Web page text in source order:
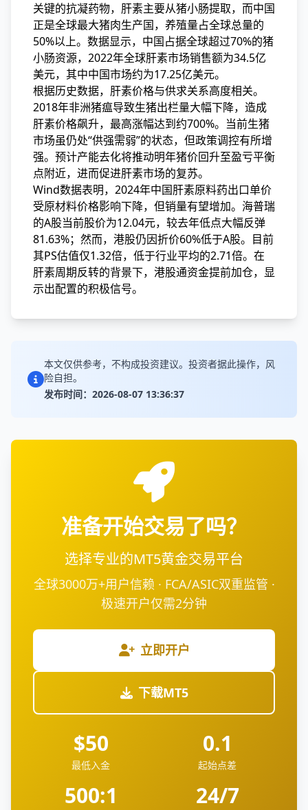
关键的抗凝药物，肝素主要从猪小肠提取，而中国
正是全球最大猪肉生产国，养殖量占全球总量的
50%以上。数据显示，中国占据全球超过70%的猪
小肠资源，2022年全球肝素市场销售额为34.5亿
美元，其中中国市场约为17.25亿美元。
根据历史数据，肝素价格与供求关系高度相关。
2018年非洲猪瘟导致生猪出栏量大幅下降，造成
肝素价格飙升，最高涨幅达到约700%。当前生猪
市场虽仍处“供强需弱”的状态，但政策调控有所增
强。预计产能去化将推动明年猪价回升至盈亏平衡
点附近，进而促进肝素市场的复苏。
Wind数据表明，2024年中国肝素原料药出口单价
受原材料价格影响下降，但销量有望增加。海普瑞
的A股当前股价为12.04元，较去年低点大幅反弹
81.63%；然而，港股仍因折价60%低于A股。目前
其PS估值仅1.32倍，低于行业平均的2.71倍。在
肝素周期反转的背景下，港股通资金提前加仓，显
示出配置的积极信号。
本文仅供参考，不构成投资建议。投资者据此操作，风
险自担。
发布时间：2026-08-07 13:36:37
准备开始交易了吗？
选择专业的MT5黄金交易平台
全球3000万+用户信赖 · FCA/ASIC双重监管 ·
极速开户仅需2分钟
立即开户
下载MT5
$50
最低入金
0.1
起始点差
500:1 24/7